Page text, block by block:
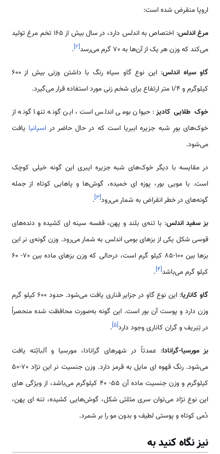
منقرض شده است:
: اختصاص به اندلس دارد، در سال بیش از 165 تخم مرغ تولید
که وزن هر یک از آن‌ها به 70 گرم می‌رسد
۲]
.
اندلس
: این نوع گاو سیاه رنگ با داشتن وزنی بیش از 600
شخم زنی مورد استفاده قرار می‌گیرد.
طلایی کادیز: حیوان بومی اندلس است، این گونه تنها گونه از
بورِ شبه جزیره اببریا است که در حال حاضر دراسپانیایافت
با دیگر خوک‌های شبه جزیره ایبری این گونه خیلی کوچک
با مویی بور، پوزه ای خمیده، گوش‌ها و پاهایی کوتاه از جمله
در خطر انقراض به شمار می‌رود[
]
.
اندلس: با تنه‌ی بلند و پهن، قفسه سینه ای کشیده و دنده‌های
شکل یکی از بزهای بومی اندلس به شمار می‌رود. وزن گونه‌ی نر این
بزها بین 100-85 کیلو گرم است، درحالی که وزن بزهای ماده بین 70- 60
گرم می‌باشد ۴ .
: این نوع گاو در جزایر قناری یافت می‌شود. حدود 600 کیلو گرم
و پوست آن بور است. این گونه به‌صورت محافظت شده منحصراً
و گران کاناری وجود دارد[۵]
.
گرانادا: عمدتاً در شهر‌های گرانادا، مورسیا و آلباثِته یافت
می‌شود. رنگ قهوه ای مایل به قرمز دارد. وزن جنسیت نر این نژاد 70-50
کیلوگرم و وزن جنسیت ماده آن 55- 40 کیلوگرم می‌باشد، از ویژگی های
نژاد می‌توان سری مثلثی شکل، گوش‌هایی کشیده، تنه ای پهن،
و پوستی لطیف و بدون مو را بر شمرد.
نگاه کنید به